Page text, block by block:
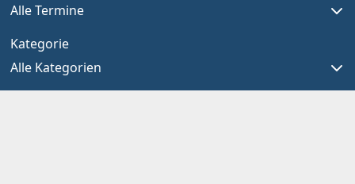
Alle Termine
Kategorie
Alle Kategorien